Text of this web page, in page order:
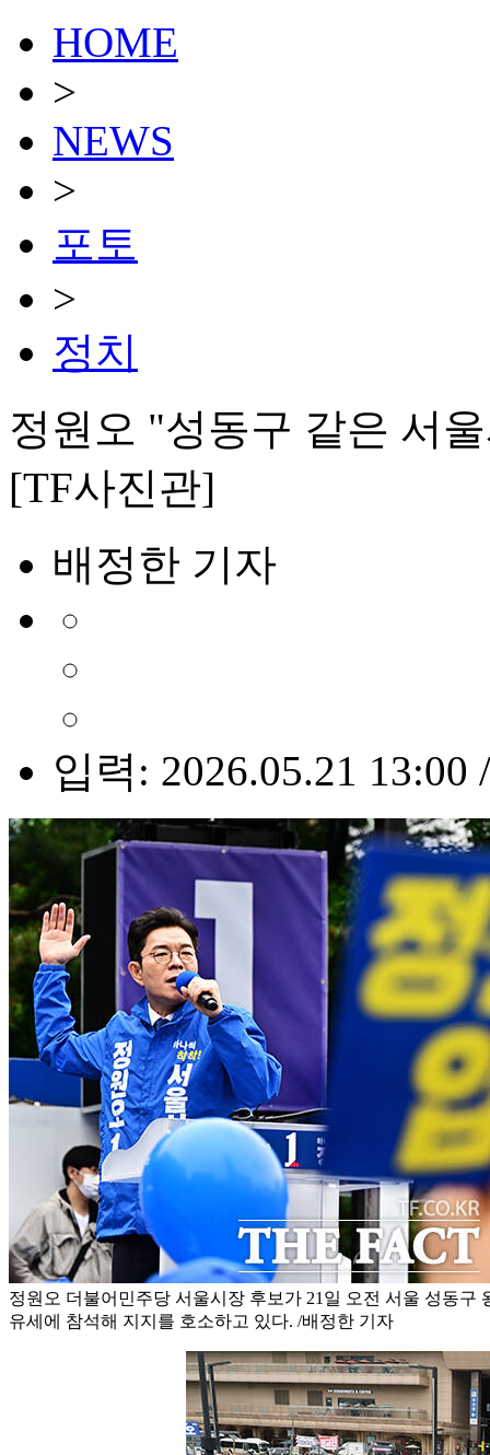
HOME
>
NEWS
>
포토
>
정치
정원오 "성동구 같은 서
[TF사진관]
배정한 기자
입력: 2026.05.21 13:00
정원오 더불어민주당 서울시장 후보가 21일 오전 서울 성동구
유세에 참석해 지지를 호소하고 있다. /배정한 기자